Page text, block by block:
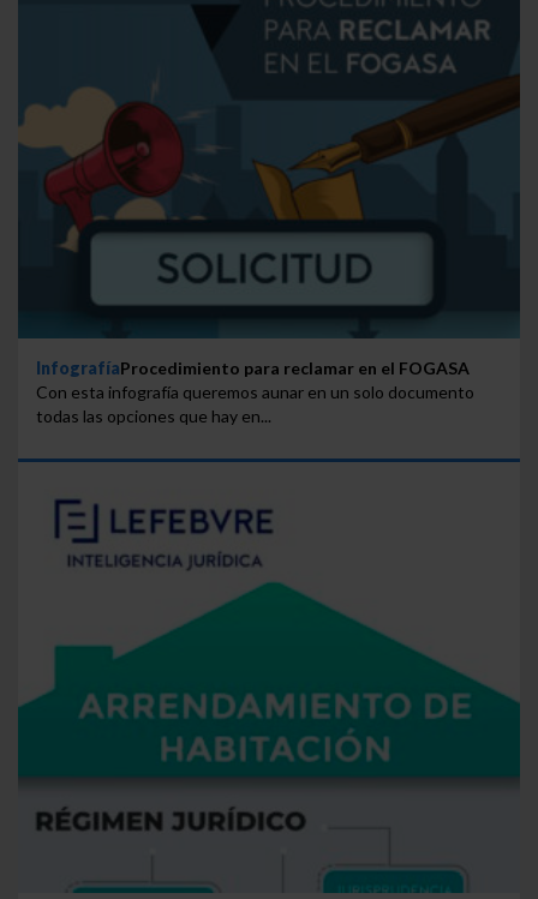
InfografíaProcedimiento para reclamar en el FOGASA
Con esta infografía queremos aunar en un solo documento
todas las opciones que hay en...